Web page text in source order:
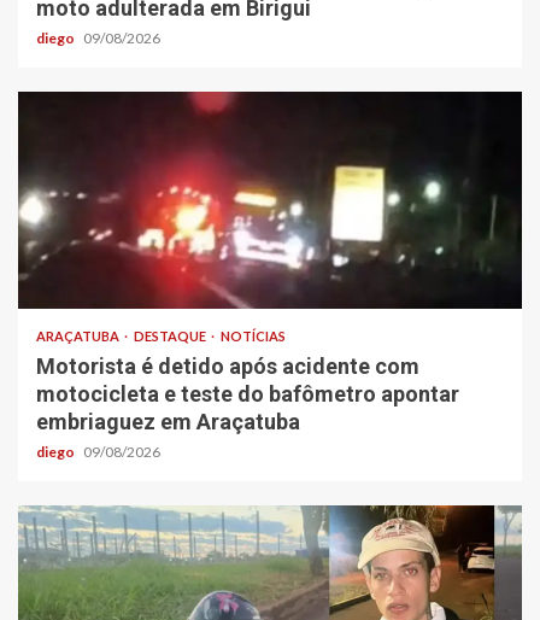
moto adulterada em Birigui
diego 09/08/2026
ARAÇATUBA DESTAQUE NOTÍCIAS
Motorista é detido após acidente com
motocicleta e teste do bafômetro apontar
embriaguez em Araçatuba
diego 09/08/2026